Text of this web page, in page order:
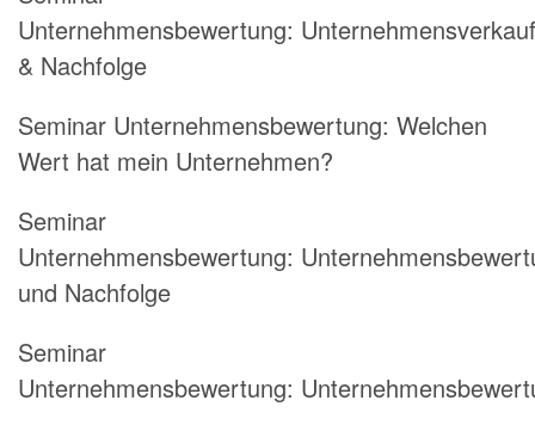
Unternehmensbewertung: Unternehmensverkauf
& Nachfolge
Seminar Unternehmensbewertung: Welchen
Wert hat mein Unternehmen?
Seminar
Unternehmensbewertung:
und Nachfolge
Seminar
Unternehmensbewertung: